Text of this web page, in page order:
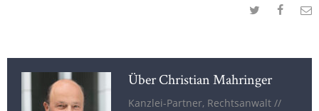
Über Christian Mahringer
Kanzlei-Partner, Rechtsanwalt //